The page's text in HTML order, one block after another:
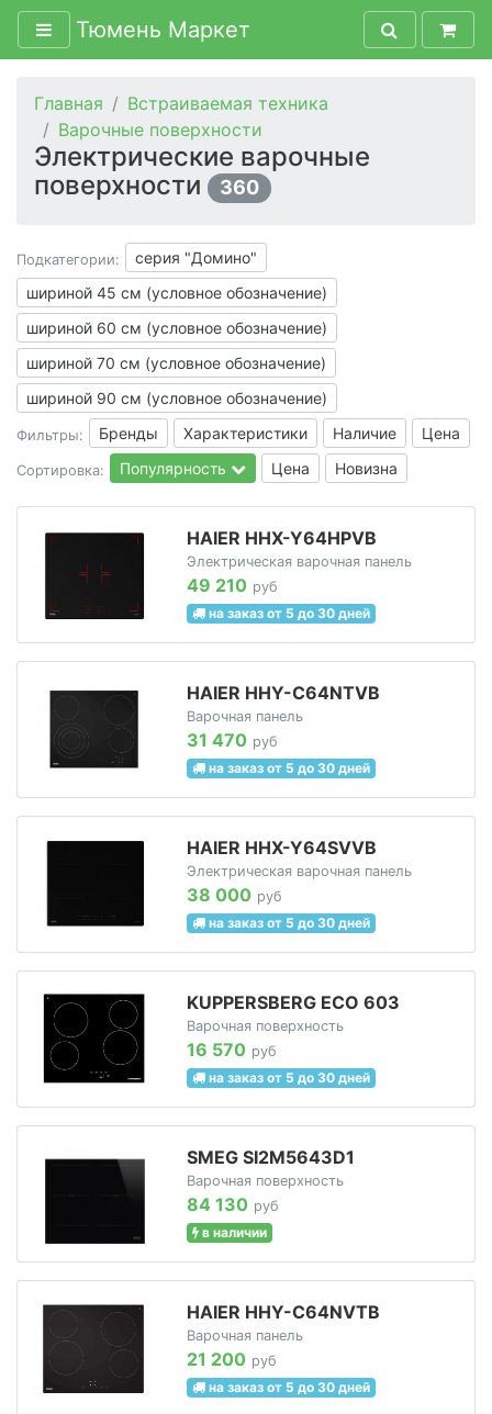
Тюмень Маркет
Главная
Встраиваемая техника
Варочные поверхности
Электрические варочные
поверхности
360
Подкатегории:
серия "Домино"
шириной 45 см (условное обозначение)
шириной 60 см (условное обозначение)
шириной 70 см (условное обозначение)
шириной 90 см (условное обозначение)
Фильтры: Бренды Характеристики Наличие Цена
Сортировка: Популярность Цена Новизна
HAIER HHX-Y64HPVB
Электрическая варочная панель
49 210 руб
на заказ от 5 до 30 дней
HAIER HHY-C64NTVB
Варочная панель
31 470 руб
на заказ от 5 до 30 дней
HAIER HHX-Y64SVVB
Электрическая варочная панель
38 000 руб
на заказ от 5 до 30 дней
KUPPERSBERG ECO 603
Варочная поверхность
16 570 руб
на заказ от 5 до 30 дней
SMEG SI2M5643D1
Варочная поверхность
84 130 руб
в наличии
HAIER HHY-C64NVTB
Варочная панель
21 200 руб
на заказ от 5 до 30 дней